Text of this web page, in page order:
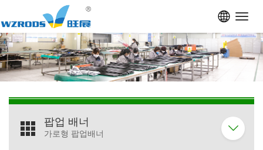
팝업 배너
가로형 팝업배너